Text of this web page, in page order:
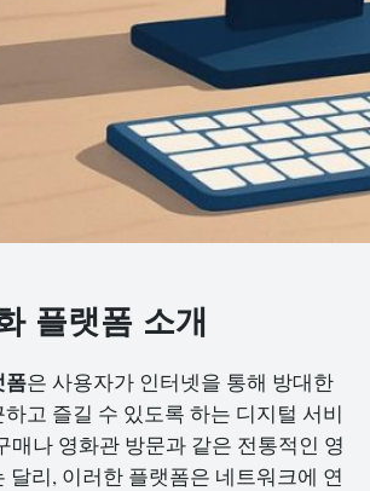
플랫폼 소개
폼은 사용자가 인터넷을 통해 방대한
고 즐길 수 있도록 하는 디지털 서비
매나 영화관 방문과 같은 전통적인 영
달리, 이러한 플랫폼은 네트워크에 연